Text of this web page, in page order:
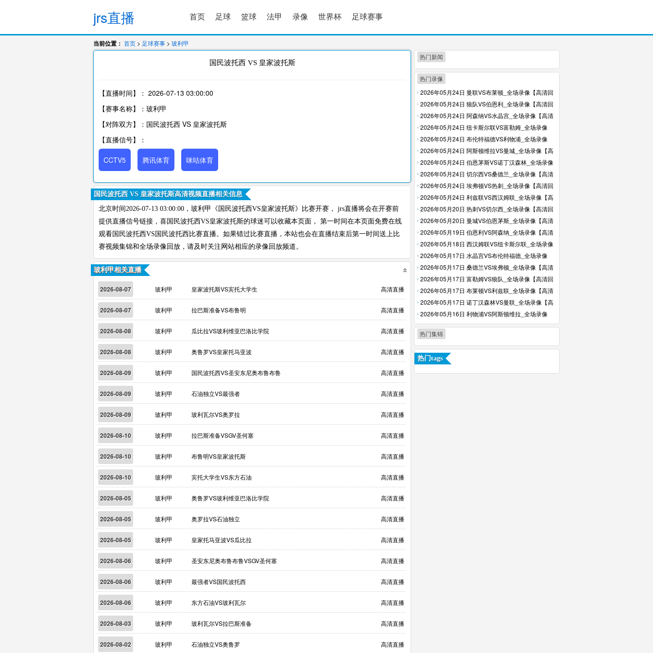
jrs直播 首页 足球 篮球 法甲 录像 世界杯 足球赛事
当前位置： 首页 > 足球赛事 > 玻利甲
国民波托西 VS 皇家波托斯
【直播时间】： 2026-07-13 03:00:00
【赛事名称】：玻利甲
【对阵双方】：国民波托西 VS 皇家波托斯
【直播信号】：
CCTV5 腾讯体育 咪咕体育
国民波托西 VS 皇家波托斯高清视频直播相关信息
北京时间2026-07-13 03:00:00，玻利甲《国民波托西VS皇家波托斯》比赛开赛， jrs直播将会在开赛前
提供直播信号链接，喜国民波托西VS皇家波托斯的球迷可以收藏本页面， 第一时间在本页面免费在线
观看国民波托西VS国民波托西比赛直播。如果错过比赛直播，本站也会在直播结束后第一时间送上比
赛视频集锦和全场录像回放，请及时关注网站相应的录像回放频道。
玻利甲相关直播
2026-08-07 玻利甲 皇家波托斯VS宾托大学生 高清直播
2026-08-07 玻利甲 拉巴斯准备VS布鲁明 高清直播
2026-08-08 玻利甲 瓜比拉VS玻利维亚巴洛比学院 高清直播
2026-08-08 玻利甲 奥鲁罗VS皇家托马亚波 高清直播
2026-08-09 玻利甲 国民波托西VS圣安东尼奥布鲁布鲁 高清直播
2026-08-09 玻利甲 石油独立VS最强者 高清直播
2026-08-09 玻利甲 玻利瓦尔VS奥罗拉 高清直播
2026-08-10 玻利甲 拉巴斯准备VSGV圣何塞 高清直播
2026-08-10 玻利甲 布鲁明VS皇家波托斯 高清直播
2026-08-10 玻利甲 宾托大学生VS东方石油 高清直播
2026-08-05 玻利甲 奥鲁罗VS玻利维亚巴洛比学院 高清直播
2026-08-05 玻利甲 奥罗拉VS石油独立 高清直播
2026-08-05 玻利甲 皇家托马亚波VS瓜比拉 高清直播
2026-08-06 玻利甲 圣安东尼奥布鲁布鲁VSGV圣何塞 高清直播
2026-08-06 玻利甲 最强者VS国民波托西 高清直播
2026-08-06 玻利甲 东方石油VS玻利瓦尔 高清直播
2026-08-03 玻利甲 玻利瓦尔VS拉巴斯准备 高清直播
2026-08-02 玻利甲 石油独立VS奥鲁罗 高清直播
热门新闻
热门录像
2026年05月24日 曼联VS布莱顿_全场录像【高清回
放】
2026年05月24日 狼队VS伯恩利_全场录像【高清回
放】
2026年05月24日 阿森纳VS水晶宫_全场录像【高清
回放】
2026年05月24日 纽卡斯尔联VS富勒姆_全场录像
【高清回放】
2026年05月24日 布伦特福德VS利物浦_全场录像
【高清回放】
2026年05月24日 阿斯顿维拉VS曼城_全场录像【高
清回放】
2026年05月24日 伯恩茅斯VS诺丁汉森林_全场录像
【高清回放】
2026年05月24日 切尔西VS桑德兰_全场录像【高清
回放】
2026年05月24日 埃弗顿VS热刺_全场录像【高清回
放】
2026年05月24日 利兹联VS西汉姆联_全场录像【高
清回放】
2026年05月20日 热刺VS切尔西_全场录像【高清回
放】
2026年05月20日 曼城VS伯恩茅斯_全场录像【高清
回放】
2026年05月19日 伯恩利VS阿森纳_全场录像【高清
回放】
2026年05月18日 西汉姆联VS纽卡斯尔联_全场录像
【高清回放】
2026年05月17日 水晶宫VS布伦特福德_全场录像
【高清回放】
2026年05月17日 桑德兰VS埃弗顿_全场录像【高清
回放】
2026年05月17日 富勒姆VS狼队_全场录像【高清回
放】
2026年05月17日 布莱顿VS利兹联_全场录像【高清
回放】
2026年05月17日 诺丁汉森林VS曼联_全场录像【高
清回放】
2026年05月16日 利物浦VS阿斯顿维拉_全场录像
【高清回放】
热门集锦
热门tags